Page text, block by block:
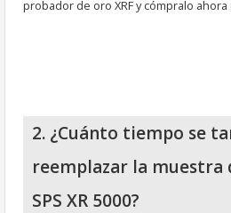
probador de oro XRF y cómpralo
2. ¿Cuánto tiempo se
reemplazar la muestra
SPS XR 5000?